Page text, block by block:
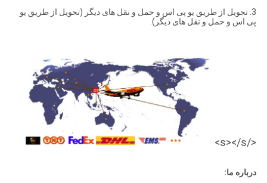
3. تحویل از طریق یو پی اس و حمل و نقل های دیگر (تحویل از طریق یو
پی اس و حمل و نقل های دیگر).
</s></s>
درباره ما: